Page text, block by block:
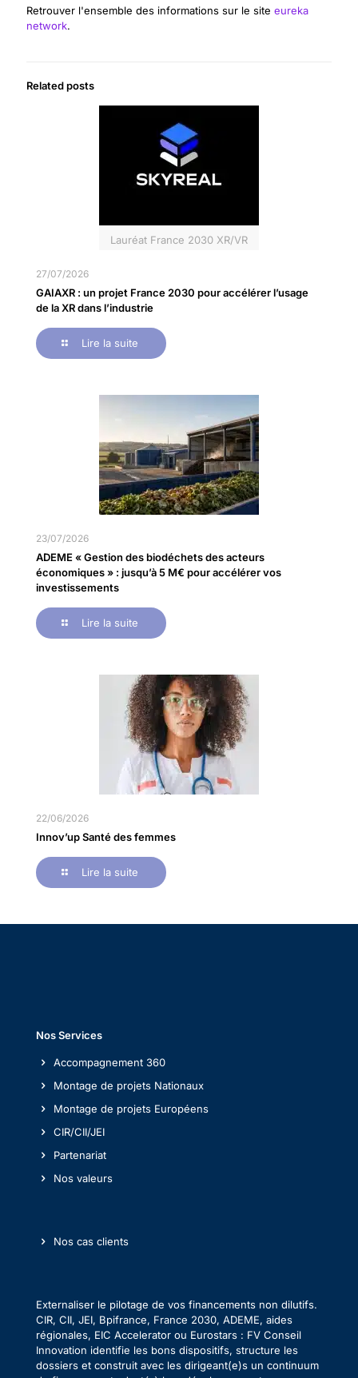
Retrouver l'ensemble des informations sur le site eureka
network.
Related posts
Lauréat France 2030 XR/VR
27/07/2026
GAIAXR : un projet France 2030 pour accélérer l’usage
de la XR dans l’industrie
Lire la suite
23/07/2026
ADEME « Gestion des biodéchets des acteurs
économiques » : jusqu’à 5 M€ pour accélérer vos
investissements
Lire la suite
22/06/2026
Innov’up Santé des femmes
Lire la suite
Nos Services
Accompagnement 360
Montage de projets Nationaux
Montage de projets Européens
CIR/CII/JEI
Partenariat
Nos valeurs
Nos cas clients
Externaliser le pilotage de vos financements non dilutifs.
CIR, CII, JEI, Bpifrance, France 2030, ADEME, aides
régionales, EIC Accelerator ou Eurostars : FV Conseil
Innovation identifie les bons dispositifs, structure les
dossiers et construit avec les dirigeant(e)s un continuum